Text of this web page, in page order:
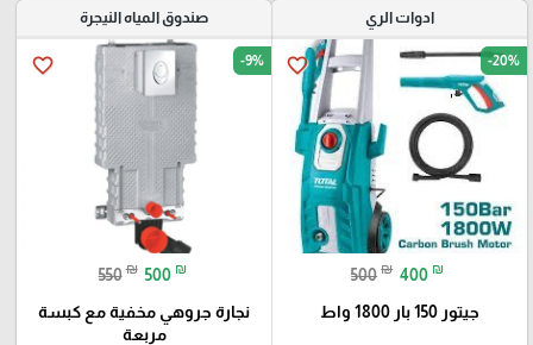
ادوات الري
favorite_border -20%
500 ₪ 400 ₪
جيتور 150 بار 1800 واط
صندوق المياه النيجرة
favorite_border -9%
550 ₪ 500 ₪
نجارة جروهي مخفية مع كبسة
مربعة